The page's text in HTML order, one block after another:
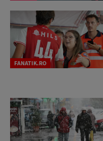
FANATIK.RO